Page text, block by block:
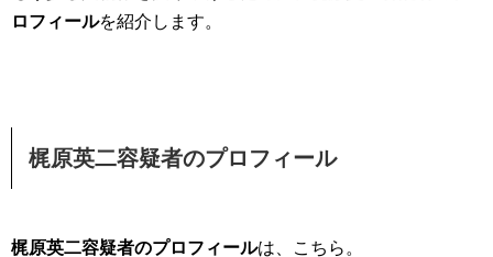
ロフィールを紹介します。
梶原英二容疑者のプロフィール
梶原英二容疑者のプロフィールは、こちら。